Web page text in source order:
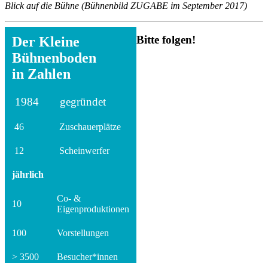
Blick auf die Bühne (Bühnenbild ZUGABE im September 2017)
Der Kleine
Bühnenboden
in Zahlen
1984 gegründet
46 Zuschauerplätze
12 Scheinwerfer
jährlich
10
Co- &
Eigenproduktionen
100 Vorstellungen
> 3500 Besucher*innen
Bitte folgen!